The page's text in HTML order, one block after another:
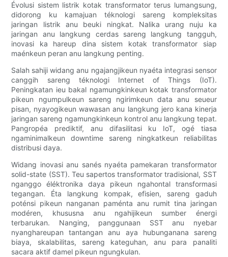
Évolusi sistem listrik kotak transformator terus lumangsung,
didorong ku kamajuan téknologi sareng kompleksitas
jaringan listrik anu beuki ningkat. Nalika urang nuju ka
jaringan anu langkung cerdas sareng langkung tangguh,
inovasi ka hareup dina sistem kotak transformator siap
maénkeun peran anu langkung penting.
Salah sahiji widang anu ngajangjikeun nyaéta integrasi sensor
canggih sareng téknologi Internet of Things (IoT).
Peningkatan ieu bakal ngamungkinkeun kotak transformator
pikeun ngumpulkeun sareng ngirimkeun data anu seueur
pisan, nyayogikeun wawasan anu langkung jero kana kinerja
jaringan sareng ngamungkinkeun kontrol anu langkung tepat.
Pangropéa prediktif, anu difasilitasi ku IoT, ogé tiasa
ngaminimalkeun downtime sareng ningkatkeun reliabilitas
distribusi daya.
Widang inovasi anu sanés nyaéta pamekaran transformator
solid-state (SST). Teu sapertos transformator tradisional, SST
nganggo éléktronika daya pikeun ngahontal transformasi
tegangan. Éta langkung kompak, efisien, sareng gaduh
poténsi pikeun nanganan paménta anu rumit tina jaringan
modéren, khususna anu ngahijikeun sumber énergi
terbarukan. Nanging, panggunaan SST anu nyebar
nyanghareupan tantangan anu aya hubunganana sareng
biaya, skalabilitas, sareng kateguhan, anu para panaliti
sacara aktif damel pikeun ngungkulan.